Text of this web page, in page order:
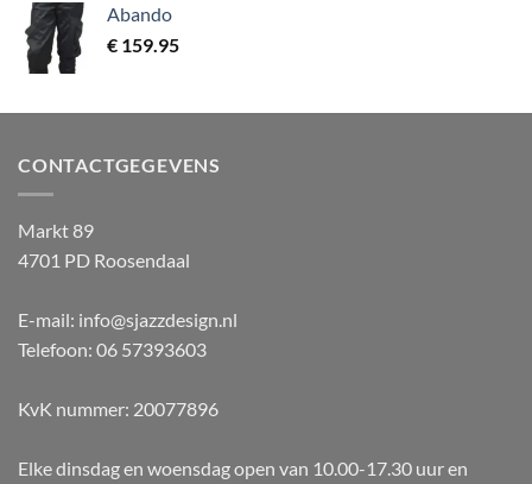
Abando
€ 159.95
CONTACTGEGEVENS
Markt 89
4701 PD Roosendaal
E-mail: info@sjazzdesign.nl
Telefoon: 06 57393603
KvK nummer: 20077896
Elke dinsdag en woensdag open van 10.00-17.30 uur en